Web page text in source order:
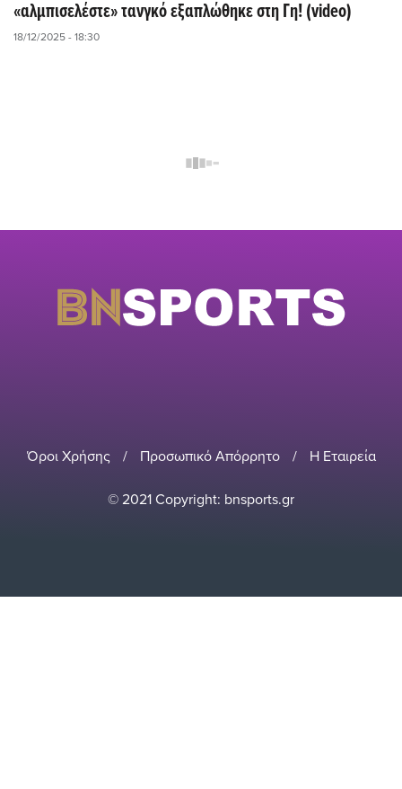
«αλμπισελέστε» τανγκό εξαπλώθηκε στη Γη! (video)
18/12/2025 - 18:30
Όροι Χρήσης / Προσωπικό Απόρρητο / Η Εταιρεία
© 2021 Copyright: bnsports.gr